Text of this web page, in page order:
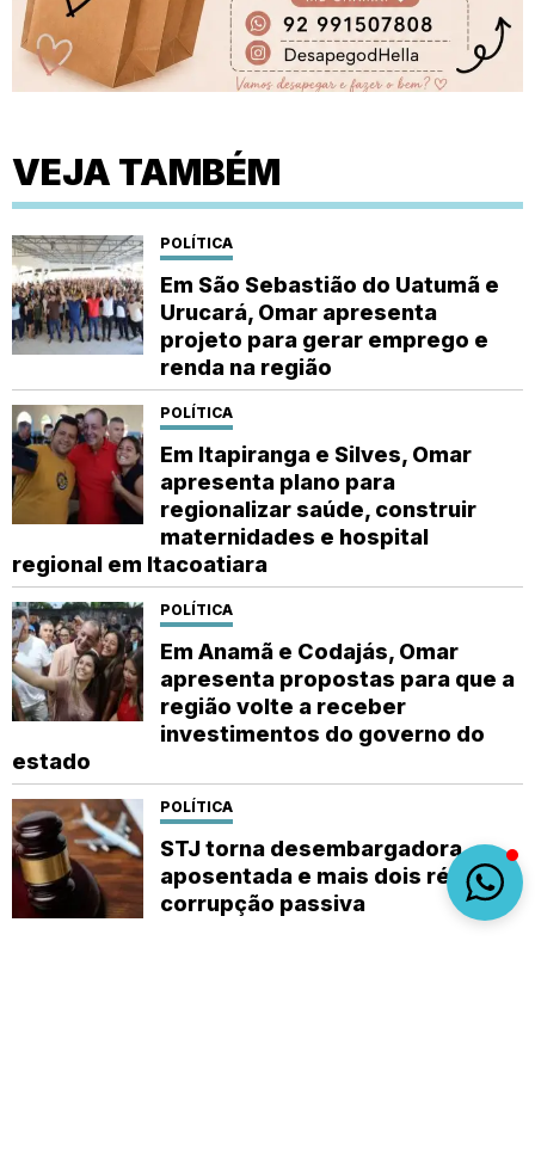
VEJA TAMBÉM
POLÍTICA
Em São Sebastião do Uatumã e
Urucará, Omar apresenta
projeto para gerar emprego e
renda na região
POLÍTICA
Em Itapiranga e Silves, Omar
apresenta plano para
regionalizar saúde, construir
maternidades e hospital
regional em Itacoatiara
POLÍTICA
Em Anamã e Codajás, Omar
apresenta propostas para que a
região volte a receber
investimentos do governo do
estado
POLÍTICA
STJ torna desembargadora
aposentada e mais dois réus por
corrupção passiva